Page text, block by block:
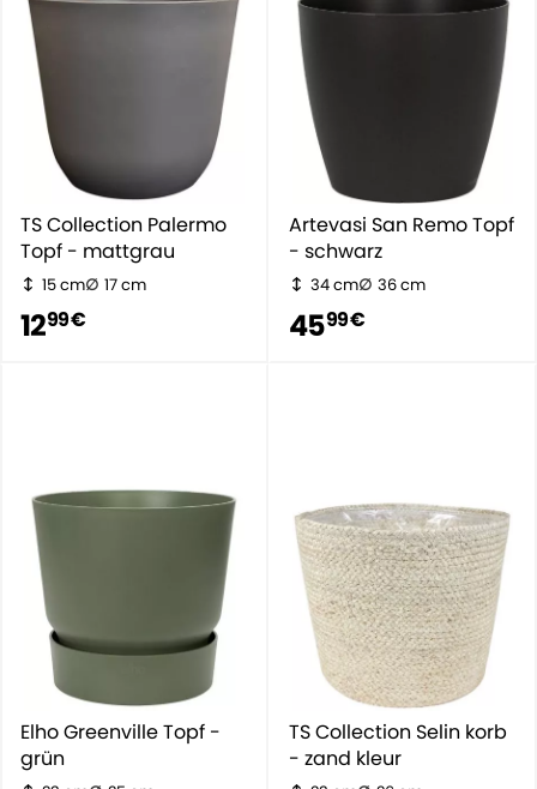
TS Collection Palermo
Topf - mattgrau
15 cm 17 cm
1299 €
Artevasi San Remo Topf
- schwarz
34 cm 36 cm
4599 €
Elho Greenville Topf -
grün
TS Collection Selin korb
- zand kleur